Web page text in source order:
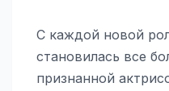
С каждой новой
становилась все
признанной